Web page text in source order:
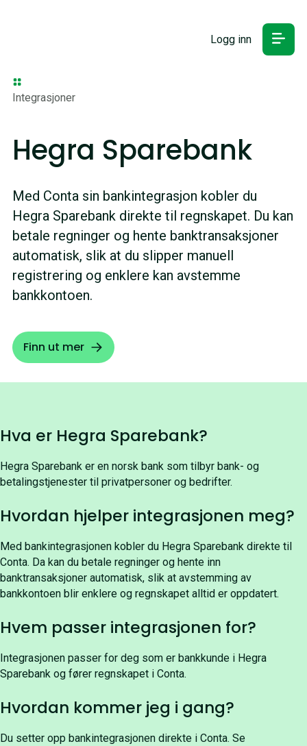
Logg inn
Integrasjoner
Hegra Sparebank
Med Conta sin bankintegrasjon kobler du
Hegra Sparebank direkte til regnskapet. Du kan
betale regninger og hente banktransaksjoner
automatisk, slik at du slipper manuell
registrering og enklere kan avstemme
bankkontoen.
Finn ut mer
Hva er Hegra Sparebank?
Hegra Sparebank er en norsk bank som tilbyr bank- og
betalingstjenester til privatpersoner og bedrifter.
Hvordan hjelper integrasjonen meg?
Med bankintegrasjonen kobler du Hegra Sparebank direkte til
Conta. Da kan du betale regninger og hente inn
banktransaksjoner automatisk, slik at avstemming av
bankkontoen blir enklere og regnskapet alltid er oppdatert.
Hvem passer integrasjonen for?
Integrasjonen passer for deg som er bankkunde i Hegra
Sparebank og fører regnskapet i Conta.
Hvordan kommer jeg i gang?
Du setter opp bankintegrasjonen direkte i Conta. Se